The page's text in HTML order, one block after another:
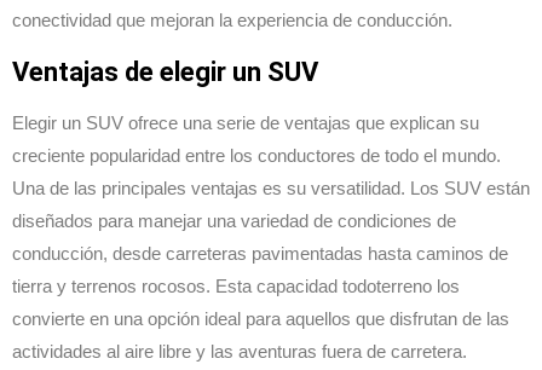
conectividad que mejoran la experiencia de conducción.
Ventajas de elegir un SUV
Elegir un SUV ofrece una serie de ventajas que explican su
creciente popularidad entre los conductores de todo el mundo.
Una de las principales ventajas es su versatilidad. Los SUV están
diseñados para manejar una variedad de condiciones de
conducción, desde carreteras pavimentadas hasta caminos de
tierra y terrenos rocosos. Esta capacidad todoterreno los
convierte en una opción ideal para aquellos que disfrutan de las
actividades al aire libre y las aventuras fuera de carretera.